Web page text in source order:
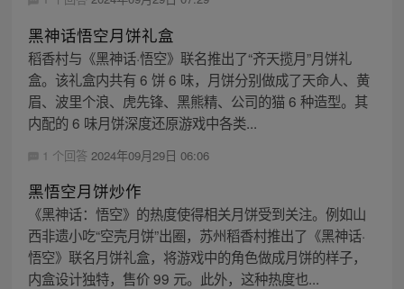
黑神话悟空月饼礼盒
稻香村与《黑神话·悟空》联名推出了“齐天揽月”月饼礼
盒。该礼盒内共有 6 饼 6 味，月饼分别做成了天命人、黄
眉、波里个浪、虎先锋、黑熊精、公司的猫 6 种造型。其
内配的 6 味月饼深度还原游戏中各类...
1 个回答 2024年09月29日 06:06
黑悟空月饼炒作
《黑神话：悟空》的热度使得相关月饼受到关注。例如山
西非遗小吃“空壳月饼”出圈，苏州稻香村推出了《黑神话·
悟空》联名月饼礼盒，将游戏中的角色做成月饼的样子，
内盒设计独特，售价 99 元。此外，这种热度也...